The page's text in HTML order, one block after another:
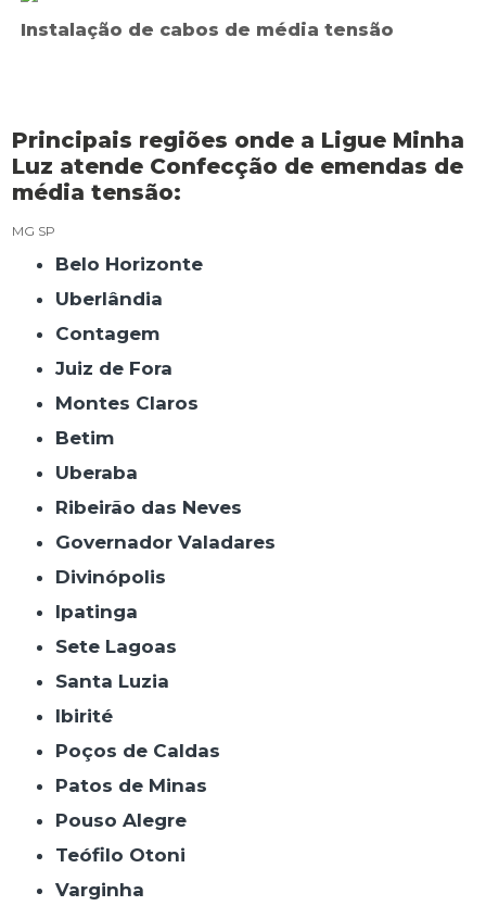
Instalação de cabos de média tensão
Principais regiões onde a Ligue Minha
Luz atende Confecção de emendas de
média tensão:
MG SP
Belo Horizonte
Uberlândia
Contagem
Juiz de Fora
Montes Claros
Betim
Uberaba
Ribeirão das Neves
Governador Valadares
Divinópolis
Ipatinga
Sete Lagoas
Santa Luzia
Ibirité
Poços de Caldas
Patos de Minas
Pouso Alegre
Teófilo Otoni
Varginha